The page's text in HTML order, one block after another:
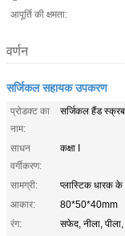
आपूर्ति की क्षमता:
वर्णन
सर्जिकल सहायक उपकरण
प्रोडक्ट का
नाम:
सर्जिकल हैंड
साधन
वर्गीकरण:
कक्षा I
सामग्री:
प्लास्टिक धारक
आकार:
80*50*40mm
रंग:
सफेद, नीला, पीला,